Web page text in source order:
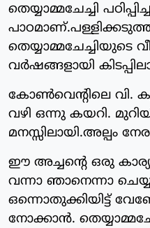
തെയ്യാമ്മചേച്ചി പഠിപ്പിച്ച
തെയ്യാമ്മചേച്ചിയുടെ
വർഷങ്ങളായി
കോൺവെന്റിലെ വി.
വഴി ഒന്നു കയറി.
മനസ്സിലായി.അല്പം
ഈ അച്ചന്റെ ഒരു
വന്നാ ഞാനെന്നാ
ഒന്നൊതുക്കിയിട്ട്
നോക്കാൻ.